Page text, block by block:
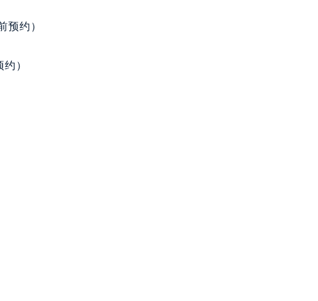
）
（需提前预约）
售后服务中心（需提前预约）
后服务中心（需提前预约）
需提前预约）
预约）
）